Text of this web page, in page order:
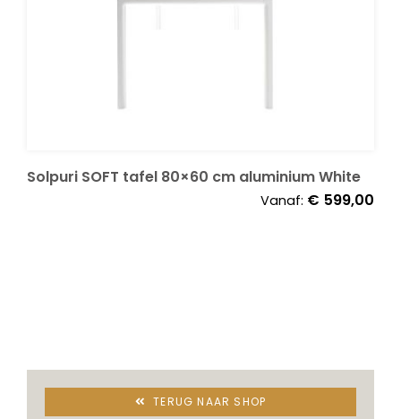
Solpuri SOFT tafel 80×60 cm aluminium White
Vanaf: € 599,00
TERUG NAAR SHOP